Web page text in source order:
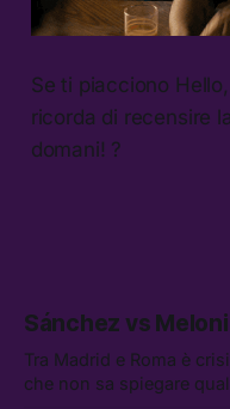
Se ti piacciono
ricorda di recensire
domani! ?
Sánchez vs Meloni
Tra Madrid e Roma è
che non sa spiegare